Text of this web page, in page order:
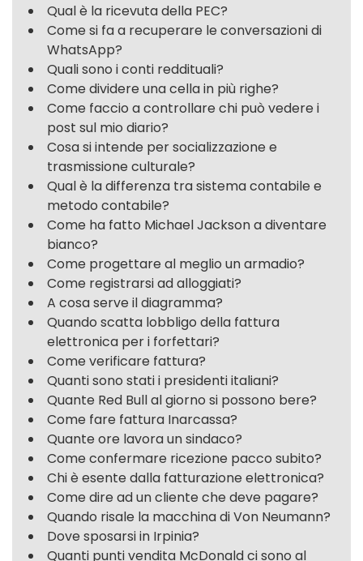
Qual è la ricevuta della PEC?
Come si fa a recuperare le conversazioni di
WhatsApp?
Quali sono i conti reddituali?
Come dividere una cella in più righe?
Come faccio a controllare chi può vedere i
post sul mio diario?
Cosa si intende per socializzazione e
trasmissione culturale?
Qual è la differenza tra sistema contabile e
metodo contabile?
Come ha fatto Michael Jackson a diventare
bianco?
Come progettare al meglio un armadio?
Come registrarsi ad alloggiati?
A cosa serve il diagramma?
Quando scatta lobbligo della fattura
elettronica per i forfettari?
Come verificare fattura?
Quanti sono stati i presidenti italiani?
Quante Red Bull al giorno si possono bere?
Come fare fattura Inarcassa?
Quante ore lavora un sindaco?
Come confermare ricezione pacco subito?
Chi è esente dalla fatturazione elettronica?
Come dire ad un cliente che deve pagare?
Quando risale la macchina di Von Neumann?
Dove sposarsi in Irpinia?
Quanti punti vendita McDonald ci sono al